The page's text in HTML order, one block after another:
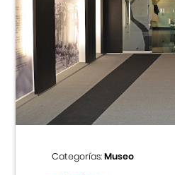
Categorías:Museo